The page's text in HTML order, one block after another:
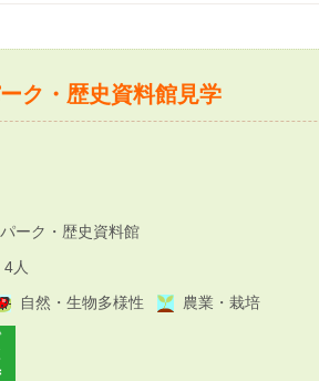
ク・歴史資料館見学
ーク・歴史資料館
4人
自然・生物多様性 農業・栽培